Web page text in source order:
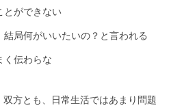
とができない
局何がいいたいの？と言われる
く伝わらな
方とも、日常生活ではあまり問題